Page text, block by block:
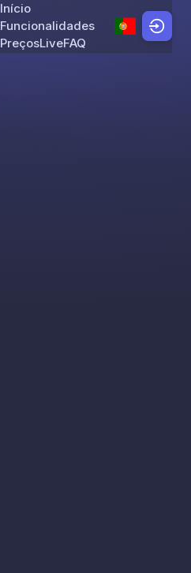
Skip to content
Início
Funcionalidades
PreçosLiveFAQ